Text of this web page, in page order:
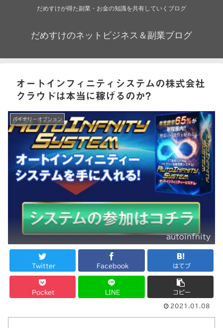
だめすけが得た副業・お金の知識を共有していくブログ
だめすけのネットビジネス＆副業ブログ
オートインフィニティシステムの株式会社
クラウドは本当に稼げるのか?
バイナリーオプション
autoinfnity
Twitter Facebook はてブ
Pocket LINE コピー
2021.01.08